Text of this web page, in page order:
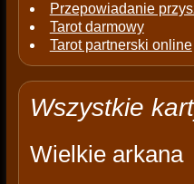
Przepowiadanie
Tarot darmowy
Tarot partnerski online
Wszystkie
Wielkie arkana